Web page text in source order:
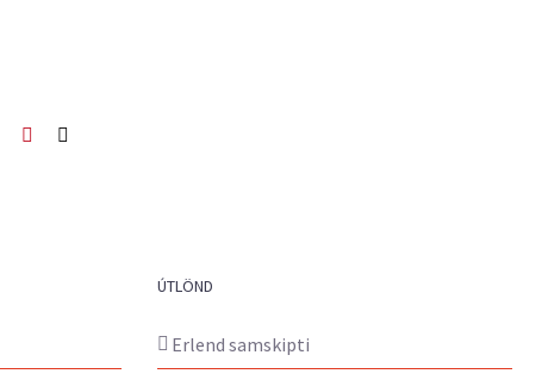
TwitterPinterest
ÚTLÖND
Erlend samskipti